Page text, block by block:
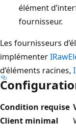
élément
fournisseur.
Les fournisseurs
implémenter
d’éléments racines,
Condition requise
Client minimal